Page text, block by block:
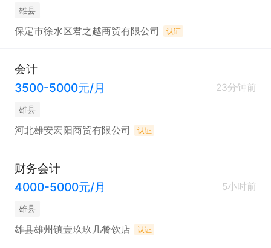
雄县
保定市徐水区君之越商贸有限公司 认证
会计
3500-5000元/月
23分钟前
雄县
河北雄安宏阳商贸有限公司 认证
财务会计
4000-5000元/月
5小时前
雄县
雄县雄州镇壹玖玖几餐饮店 认证